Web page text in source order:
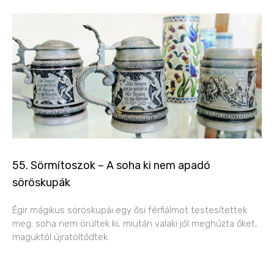
55. Sörmítoszok – A soha ki nem apadó
söröskupák
Égir mágikus söröskupái egy ősi férfiálmot testesítettek
meg: soha nem örültek ki, miután valaki jól meghúzta őket,
maguktól újratöltődtek.